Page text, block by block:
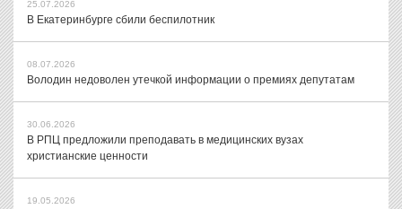
25.07.2026
В Екатеринбурге сбили беспилотник
08.07.2026
Володин недоволен утечкой информации о премиях депутатам
30.06.2026
В РПЦ предложили преподавать в медицинских вузах
христианские ценности
19.05.2026